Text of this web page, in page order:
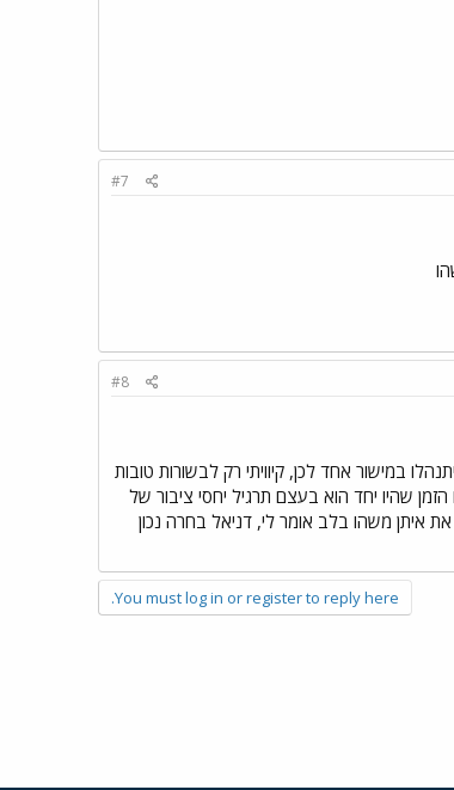
#7
#8
במישור אחד לכן, קיוויתי רק לבשורות טובות
שהיו יחד הוא בעצם תרגיל יחסי ציבור של
איתן משהו בלב אומר לי, דניאל בחרה נכון
You must log in or register to reply here.